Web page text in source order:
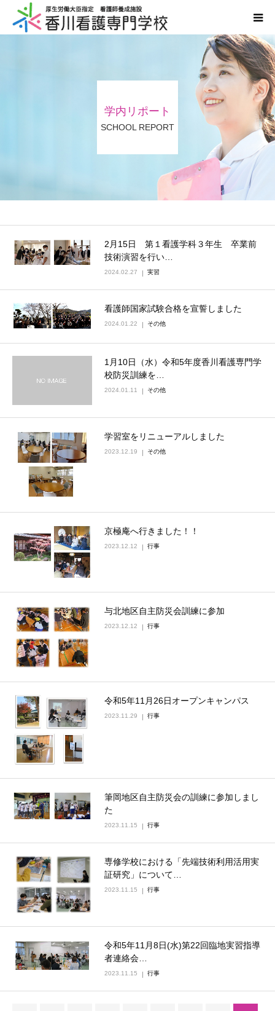
学内リポート
SCHOOL REPORT
2月15日 第１看護学科３年生 卒業前
技術演習を行い…
2024.02.27 実習
看護師国家試験合格を宣誓しました
2024.01.22 その他
1月10日（水）令和5年度香川看護専門学
校防災訓練を…
2024.01.11 その他
学習室をリニューアルしました
2023.12.19 その他
京極庵へ行きました！！
2023.12.12 行事
与北地区自主防災会訓練に参加
2023.12.12 行事
令和5年11月26日オープンキャンパス
2023.11.29 行事
筆岡地区自主防災会の訓練に参加しまし
た
2023.11.15 行事
専修学校における「先端技術利用活用実
証研究」について…
2023.11.15 行事
令和5年11月8日(水)第22回臨地実習指導
者連絡会…
2023.11.15 行事
同窓会